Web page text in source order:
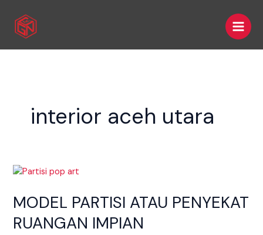
content
Main
interior aceh utara
MODEL PARTISI ATAU PENYEKAT
RUANGAN IMPIAN
MODEL
ATAU
RUANGAN